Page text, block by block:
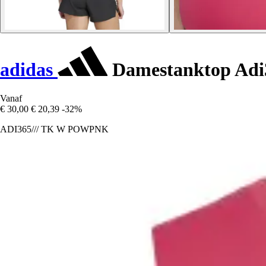
adidas Damestanktop
Vanaf
€ 30,00 € 20,39 -32%
ADI365/// TK W POWPNK